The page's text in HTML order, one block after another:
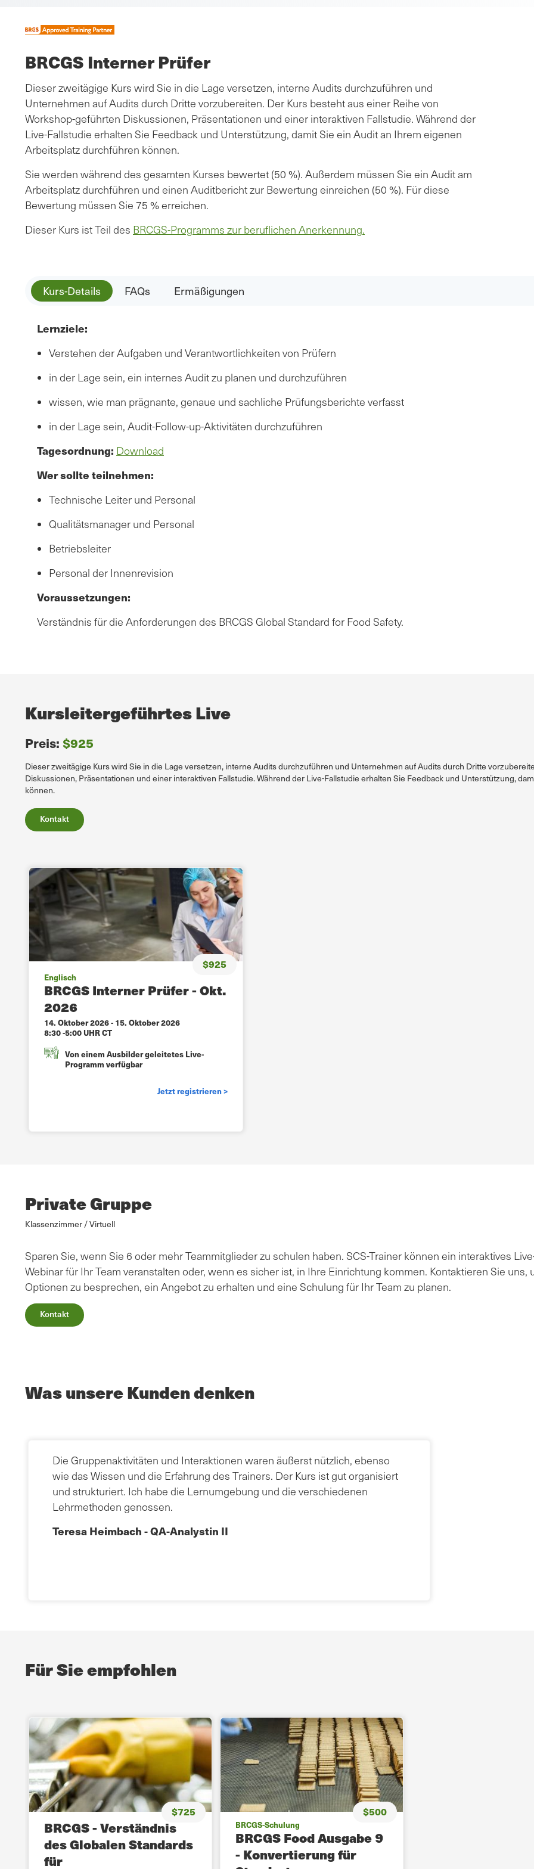
BRCGS Interner Prüfer
Dieser zweitägige Kurs wird Sie in die Lage versetzen, interne Audits durchzuführen und
Unternehmen auf Audits durch Dritte vorzubereiten. Der Kurs besteht aus einer Reihe von
Workshop-geführten Diskussionen, Präsentationen und einer interaktiven Fallstudie. Während der
Live-Fallstudie erhalten Sie Feedback und Unterstützung, damit Sie ein Audit an Ihrem eigenen
Arbeitsplatz durchführen können.
Sie werden während des gesamten Kurses bewertet (50 %). Außerdem müssen Sie ein Audit am
Arbeitsplatz durchführen und einen Auditbericht zur Bewertung einreichen (50 %). Für diese
Bewertung müssen Sie 75 % erreichen.
Dieser Kurs ist Teil des BRCGS-Programms zur beruflichen Anerkennung.
Kurs-Details FAQs Ermäßigungen
Lernziele:
Verstehen der Aufgaben und Verantwortlichkeiten von Prüfern
in der Lage sein, ein internes Audit zu planen und durchzuführen
wissen, wie man prägnante, genaue und sachliche Prüfungsberichte verfasst
in der Lage sein, Audit-Follow-up-Aktivitäten durchzuführen
Tagesordnung: Download
Wer sollte teilnehmen:
Technische Leiter und Personal
Qualitätsmanager und Personal
Betriebsleiter
Personal der Innenrevision
Voraussetzungen:
Verständnis für die Anforderungen des BRCGS Global Standard for Food Safety.
Kursleitergeführtes Live
Preis: $925
Dieser zweitägige Kurs wird Sie in die Lage versetzen, interne Audits durchzuführen und Unternehmen auf Audits durch Dritte
Diskussionen, Präsentationen und einer interaktiven Fallstudie. Während der Live-Fallstudie erhalten Sie Feedback und Unterstützung,
können.
Kontakt
$925
Englisch
BRCGS Interner Prüfer - Okt.
2026
14. Oktober 2026- 15. Oktober 2026
8:30 -5:00 UHR CT
Von einem Ausbilder geleitetes Live-
Programm verfügbar
Jetzt registrieren >
Private Gruppe
Klassenzimmer / Virtuell
Sparen Sie, wenn Sie 6 oder mehr Teammitglieder zu schulen haben. SCS-Trainer können ein interaktives
Webinar für Ihr Team veranstalten oder, wenn es sicher ist, in Ihre Einrichtung kommen. Kontaktieren Sie uns,
Optionen zu besprechen, ein Angebot zu erhalten und eine Schulung für Ihr Team zu planen.
Kontakt
Was unsere Kunden denken
Die Gruppenaktivitäten und Interaktionen waren äußerst nützlich, ebenso
wie das Wissen und die Erfahrung des Trainers. Der Kurs ist gut organisiert
und strukturiert. Ich habe die Lernumgebung und die verschiedenen
Lehrmethoden genossen.
Teresa Heimbach - QA-Analystin II
Für Sie empfohlen
$725
BRCGS - Verständnis
des Globalen Standards
für
$500
BRCGS-Schulung
BRCGS Food Ausgabe 9
- Konvertierung für